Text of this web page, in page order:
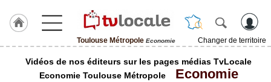
Toulouse Métropole Economie
Changer de territoire
J'adhèreVidéos de nos éditeurs sur les pages médias TvLocale
Economie Toulouse Métropole
Economie